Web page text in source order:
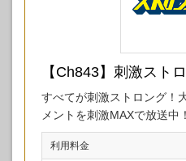
【Ch843】刺激スト
すべてが刺激ストロング！
メントを刺激MAXで放送中！
利用料金